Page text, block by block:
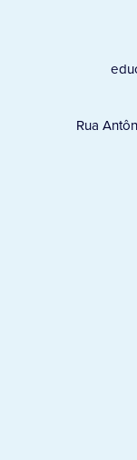
Rua